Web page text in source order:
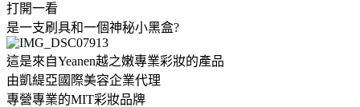
打開一看
是一支刷具和一個神秘小黑盒?
這是來自Yeanen越之嫩專業彩妝的產品
由凱緹亞國際美容企業代理
專營專業的MIT彩妝品牌